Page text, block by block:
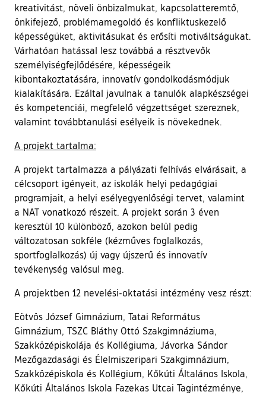
kreativitást, növeli önbizalmukat, kapcsolatteremtő,
önkifejező, problémamegoldó és konfliktuskezelő
képességüket, aktivitásukat és erősíti motiváltságukat.
Várhatóan hatással lesz továbbá a résztvevők
személyiségfejlődésére, képességeik
kibontakoztatására, innovatív gondolkodásmódjuk
kialakítására. Ezáltal javulnak a tanulók alapkészségei
és kompetenciái, megfelelő végzettséget szereznek,
valamint továbbtanulási esélyeik is növekednek.
A projekt tartalma:
A projekt tartalmazza a pályázati felhívás elvárásait, a
célcsoport igényeit, az iskolák helyi pedagógiai
programjait, a helyi esélyegyenlőségi tervet, valamint
a NAT vonatkozó részeit. A projekt során 3 éven
keresztül 10 különböző, azokon belül pedig
változatosan sokféle (kézműves foglalkozás,
sportfoglalkozás) új vagy újszerű és innovatív
tevékenység valósul meg.
A projektben 12 nevelési-oktatási intézmény vesz részt:
Eötvös József Gimnázium, Tatai Református
Gimnázium, TSZC Bláthy Ottó Szakgimnáziuma,
Szakközépiskolája és Kollégiuma, Jávorka Sándor
Mezőgazdasági és Élelmiszeripari Szakgimnázium,
Szakközépiskola és Kollégium, Kőkúti Általános Iskola,
Kőkúti Általános Iskola Fazekas Utcai Tagintézménye,